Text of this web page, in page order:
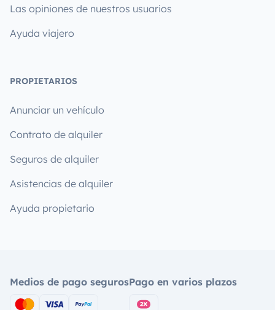
Las opiniones de nuestros usuarios
Ayuda viajero
PROPIETARIOS
Anunciar un vehículo
Contrato de alquiler
Seguros de alquiler
Asistencias de alquiler
Ayuda propietario
Medios de pago segurosPago en varios plazos